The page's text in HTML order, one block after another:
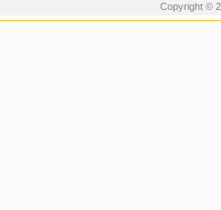
Copyright ©